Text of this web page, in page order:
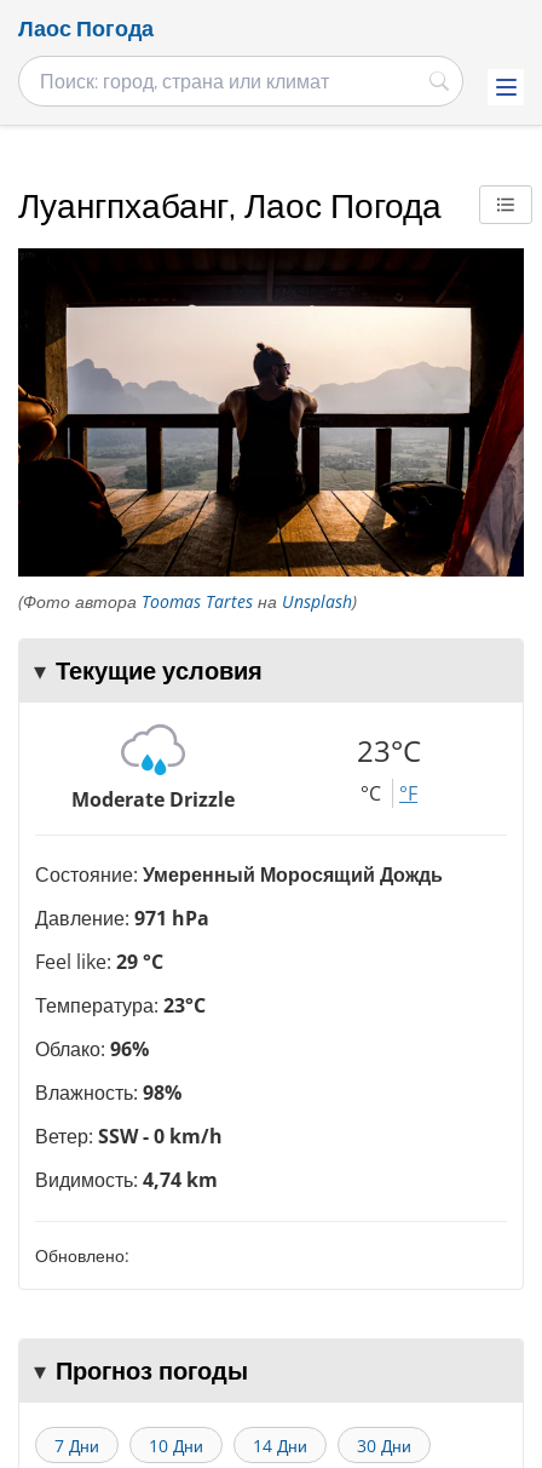
Лаос Погода
Луангпхабанг, Лаос Погода
(Фото автора Toomas Tartes на Unsplash)
Текущие условия
Moderate Drizzle
23°C
°C °F
Состояние: Умеренный Моросящий Дождь
Давление: 971 hPa
Feel like: 29 °C
Температура: 23°C
Облако: 96%
Влажность: 98%
Ветер: SSW - 0 km/h
Видимость: 4,74 km
Обновлено:
Прогноз погоды
7 Дни 10 Дни 14 Дни 30 Дни